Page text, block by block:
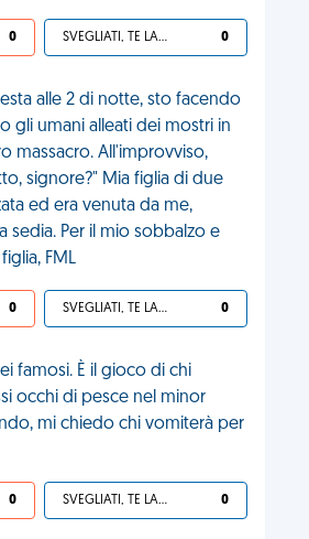
0 SVEGLIATI, TE LA SEI CERCATA! 0
alle 2 di notte, sto facendo
gli umani alleati dei mostri in
massacro. All'improvviso,
signore?" Mia figlia di due
ed era venuta da me,
sedia. Per il mio sobbalzo e
FML
0 SVEGLIATI, TE LA SEI CERCATA! 0
famosi. È il gioco di chi
occhi di pesce nel minor
mi chiedo chi vomiterà per
0 SVEGLIATI, TE LA SEI CERCATA! 0